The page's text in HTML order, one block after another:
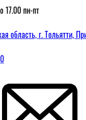
17.00 пн-пт
область, г. Тольятти,